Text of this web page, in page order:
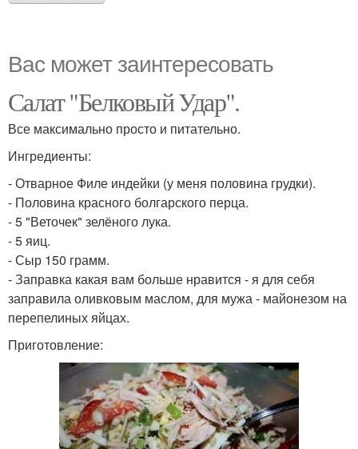
Вас может заинтересовать
Салат "Белковый Удар".
Все максимально просто и питательно.
Ингредиенты:
- Отварное Филе индейки (у меня половина грудки).
- Половина красного болгарского перца.
- 5 "Веточек" зелёного лука.
- 5 яиц.
- Сыр 150 грамм.
- Заправка какая вам больше нравится - я для себя
заправила оливковым маслом, для мужа - майонезом на
перепелиных яйцах.
Приготовление: